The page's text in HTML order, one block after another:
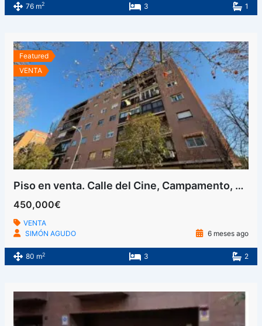
76 m2 3 1
Featured
VENTA
Piso en venta. Calle del Cine, Campamento, Latina, Madrid
450,000€
VENTA
SIMÓN AGUDO
6 meses ago
80 m2 3 2